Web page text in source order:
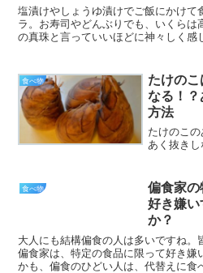
塩漬けやしょうゆ漬けでご飯にかけて
ラ。お寿司やどんぶりでも、いくら
の真珠と言っていいほどに神々しく感
食べ物
たけの
なる！
方法
たけのこ
あく抜きし
食べ物
偏食家
好き嫌
か？
大人にも結構偏食の人は多いですね。
偏食家は、特定の食品に限って好き嫌
かも、偏食のひどい人は、代替えに食